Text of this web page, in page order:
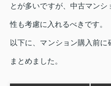
とが多いですが、中古マン
性も考慮に入れるべきです。
以下に、マンション購入前
まとめました。